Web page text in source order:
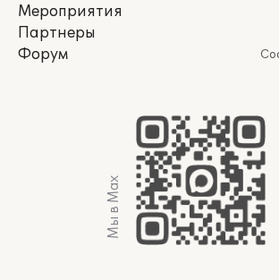
Мероприятия
Партнеры
Форум
Мы в Max